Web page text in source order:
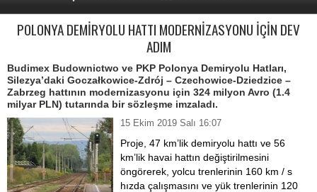
POLONYA DEMİRYOLU HATTI MODERNİZASYONU İÇİN DEV
ADIM
Budimex Budownictwo ve PKP Polonya Demiryolu Hatları,
Silezya’daki Goczałkowice-Zdrój – Czechowice-Dziedzice –
Zabrzeg hattının modernizasyonu için 324 milyon Avro (1.4
milyar PLN) tutarında bir sözleşme imzaladı.
15 Ekim 2019 Salı 16:07
Proje, 47 km’lik demiryolu hattı ve 56
km’lik havai hattın değiştirilmesini
öngörerek, yolcu trenlerinin 160 km / s
hızda çalışmasını ve yük trenlerinin 120